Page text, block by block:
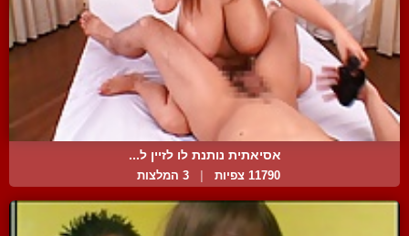
אסיאתית נותנת לו לזיין ל...
11790 צפיות | 3 המלצות